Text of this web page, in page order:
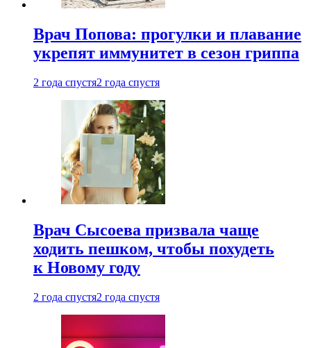
Врач Попова: прогулки и плавание
укрепят иммунитет в сезон гриппа
2 года спустя2 года спустя
Врач Сысоева призвала чаще
ходить пешком, чтобы похудеть
к Новому году
2 года спустя2 года спустя